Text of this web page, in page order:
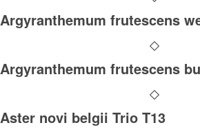
Argyranthemum frutescens
Argyranthemum frutescens
Aster novi belgii Trio T13